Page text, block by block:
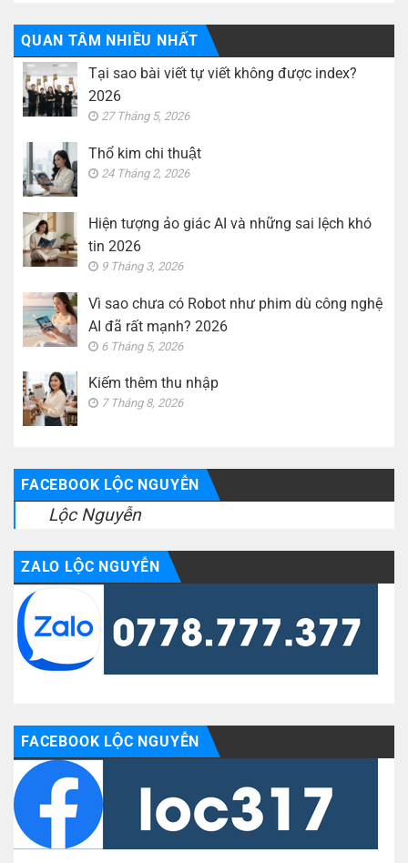
QUAN TÂM NHIỀU NHẤT
Tại sao bài viết tự viết không được index?
2026
27 Tháng 5, 2026
Thổ kim chi thuật
24 Tháng 2, 2026
Hiện tượng ảo giác AI và những sai lệch khó
tin 2026
9 Tháng 3, 2026
Vì sao chưa có Robot như phim dù công nghệ
AI đã rất mạnh? 2026
6 Tháng 5, 2026
Kiếm thêm thu nhập
7 Tháng 8, 2026
FACEBOOK LỘC NGUYỄN
Lộc Nguyễn
ZALO LỘC NGUYỄN
FACEBOOK LỘC NGUYỄN